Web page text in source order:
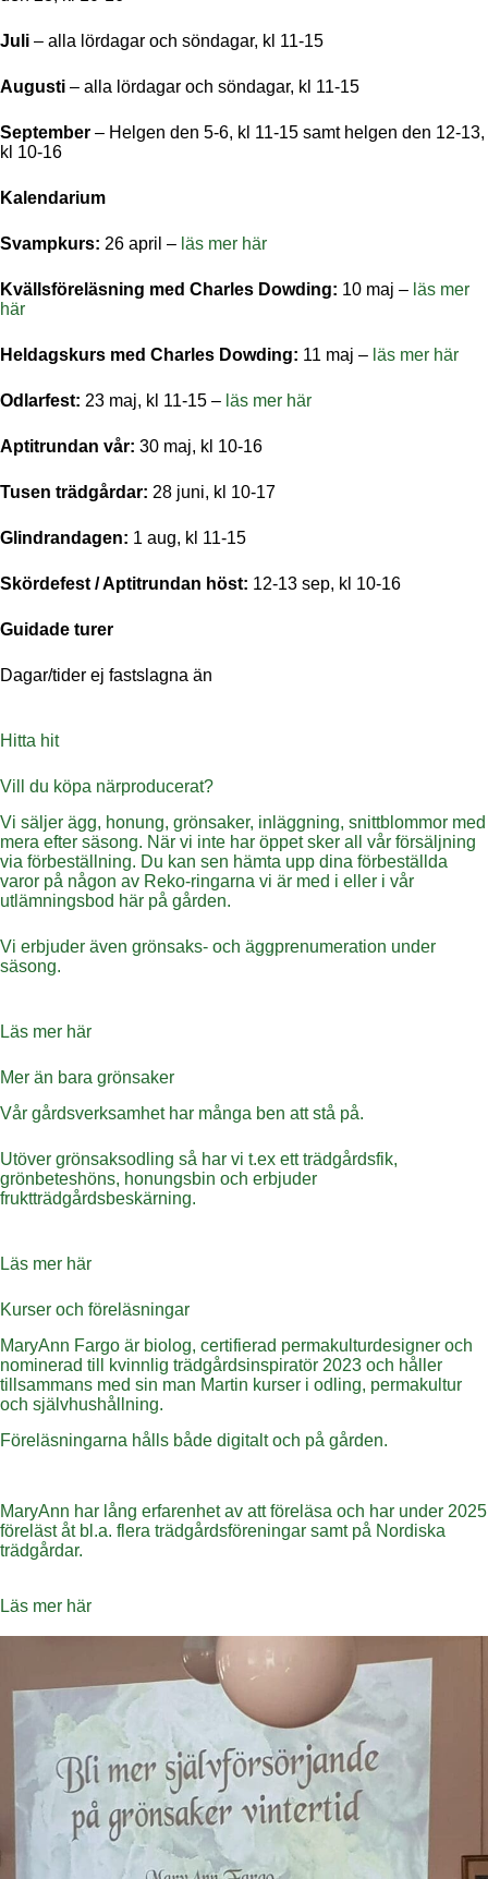
Juli – alla lördagar och söndagar, kl 11-15
Augusti – alla lördagar och söndagar, kl 11-15
September – Helgen den 5-6, kl 11-15 samt helgen den 12-13,
kl 10-16
Kalendarium
Svampkurs: 26 april – läs mer här
Kvällsföreläsning med Charles Dowding: 10 maj – läs mer
här
Heldagskurs med Charles Dowding: 11 maj – läs mer här
Odlarfest: 23 maj, kl 11-15 – läs mer här
Aptitrundan vår: 30 maj, kl 10-16
Tusen trädgårdar: 28 juni, kl 10-17
Glindrandagen: 1 aug, kl 11-15
Skördefest / Aptitrundan höst: 12-13 sep, kl 10-16
Guidade turer
Dagar/tider ej fastslagna än
Hitta hit
Vill du köpa närproducerat?
Vi säljer ägg, honung, grönsaker, inläggning, snittblommor med
mera efter säsong. När vi inte har öppet sker all vår försäljning
via förbeställning. Du kan sen hämta upp dina förbeställda
varor på någon av Reko-ringarna vi är med i eller i vår
utlämningsbod här på gården.
Vi erbjuder även grönsaks- och äggprenumeration under
säsong.
Läs mer här
Mer än bara grönsaker
Vår gårdsverksamhet har många ben att stå på.
Utöver grönsaksodling så har vi t.ex ett trädgårdsfik,
grönbeteshöns, honungsbin och erbjuder
fruktträdgårdsbeskärning.
Läs mer här
Kurser och föreläsningar
MaryAnn Fargo är biolog, certifierad permakulturdesigner och
nominerad till kvinnlig trädgårdsinspiratör 2023 och håller
tillsammans med sin man Martin kurser i odling, permakultur
och självhushållning.
Föreläsningarna hålls både digitalt och på gården.
MaryAnn har lång erfarenhet av att föreläsa och har under 2025
föreläst åt bl.a. flera trädgårdsföreningar samt på Nordiska
trädgårdar.
Läs mer här